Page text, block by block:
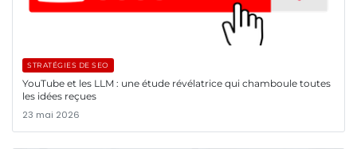
STRATÉGIES DE SEO
YouTube et les LLM : une étude révélatrice qui chamboule toutes
les idées reçues
23 mai 2026